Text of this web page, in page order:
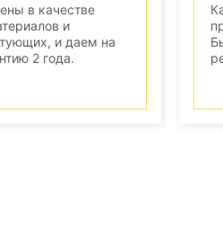
в качестве
и
и даем на
2 года.